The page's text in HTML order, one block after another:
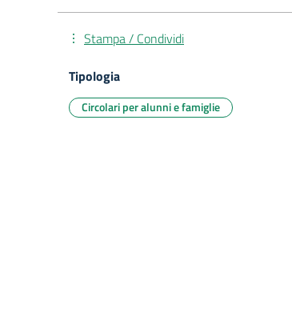
Stampa / Condividi
Tipologia
Circolari per alunni e famiglie